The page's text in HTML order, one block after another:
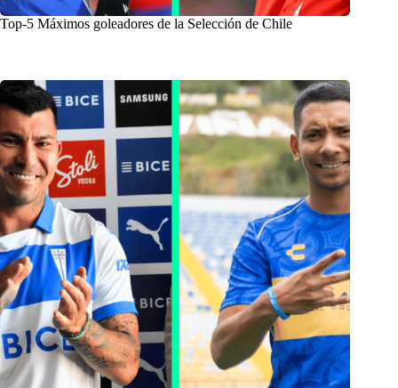
Top-5 Máximos goleadores de la Selección de Chile